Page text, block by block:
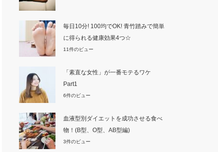
毎日10分! 100均でOK! 青竹踏みで簡単
に得られる健康効果4つ☆
11件のビュー
「素直な女性」が一番モテるワケ
Part1
6件のビュー
血液型別ダイエットを成功させる食べ
物！(B型、O型、AB型編)
3件のビュー